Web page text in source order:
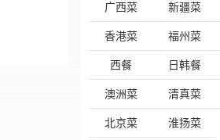
广西菜 新疆菜
香港菜 福州菜
西餐 日韩餐
澳洲菜 清真菜
北京菜 淮扬菜